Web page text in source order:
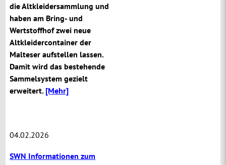
die Altkleidersammlung und
haben am Bring- und
Wertstoffhof zwei neue
Altkleidercontainer der
Malteser aufstellen lassen.
Damit wird das bestehende
Sammelsystem gezielt
erweitert. [Mehr]
04.02.2026
SWN Informationen zum